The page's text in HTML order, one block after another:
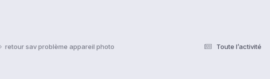
Toute l’activité
retour sav problème appareil photo